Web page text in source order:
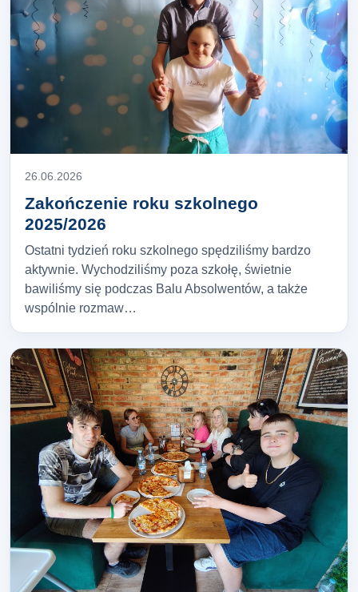
26.06.2026
Zakończenie roku szkolnego
2025/2026
Ostatni tydzień roku szkolnego spędziliśmy bardzo
aktywnie. Wychodziliśmy poza szkołę, świetnie
bawiliśmy się podczas Balu Absolwentów, a także
wspólnie rozmaw…